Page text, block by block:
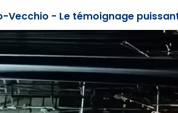
Vecchio - Le témoignage